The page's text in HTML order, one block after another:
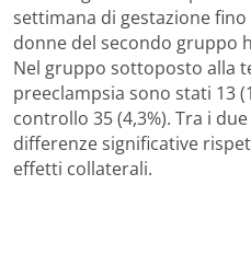
settimana di gestazione
donne del secondo gruppo
Nel gruppo sottoposto alla
preeclampsia sono stati 13
controllo 35 (4,3%). Tra i
differenze significative
effetti collaterali.